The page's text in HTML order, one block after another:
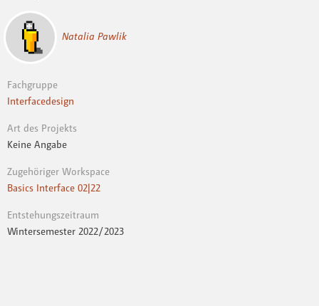
Natalia Pawlik
Fachgruppe
Interfacedesign
Art des Projekts
Keine Angabe
Zugehöriger Workspace
Basics Interface 02|22
Entstehungszeitraum
Wintersemester 2022 / 2023